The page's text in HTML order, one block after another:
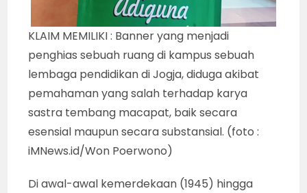
KLAIM MEMILIKI : Banner yang menjadi
penghias sebuah ruang di kampus sebuah
lembaga pendidikan di Jogja, diduga akibat
pemahaman yang salah terhadap karya
sastra tembang macapat, baik secara
esensial maupun secara substansial. (foto :
iMNews.id/Won Poerwono)
Di awal-awal kemerdekaan (1945) hingga